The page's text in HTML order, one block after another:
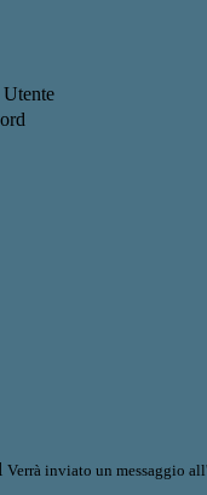
Verrà inviato un messaggio